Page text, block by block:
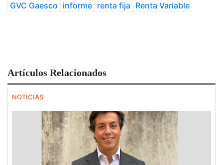
GVC Gaesco informe renta fija Renta Variable
Artículos Relacionados
NOTICIAS